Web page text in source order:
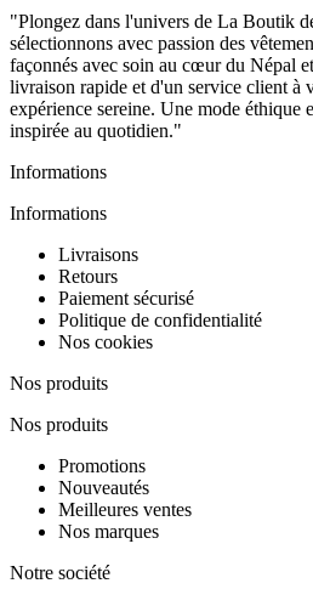
"Plongez dans l'univers de La Boutik
sélectionnons avec passion des
façonnés avec soin au cœur du Népal
livraison rapide et d'un service client à
expérience sereine. Une mode éthique
inspirée au quotidien."
Informations
Informations
Livraisons
Retours
Paiement sécurisé
Politique de confidentialité
Nos cookies
Nos produits
Nos produits
Promotions
Nouveautés
Meilleures ventes
Nos marques
Notre société